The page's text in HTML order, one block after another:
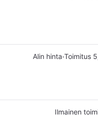
Alin hinta·Toimitus
Ilmainen